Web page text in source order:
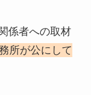
係者への取材
所が公にして